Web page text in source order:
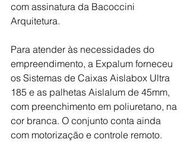
com assinatura da Bacoccini
Arquitetura.
Para atender às necessidades do
empreendimento, a Expalum forneceu
os Sistemas de Caixas Aislabox Ultra
185 e as palhetas Aislalum de 45mm,
com preenchimento em poliuretano, na
cor branca. O conjunto conta ainda
com motorização e controle remoto.